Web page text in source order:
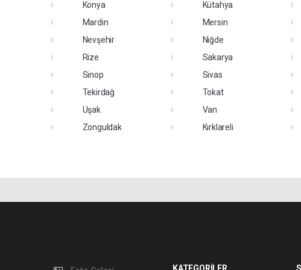
Konya
Kütahya
Mardin
Mersin
Nevşehir
Niğde
Rize
Sakarya
Sinop
Sivas
Tekirdağ
Tokat
Uşak
Van
Zonguldak
Kırklareli